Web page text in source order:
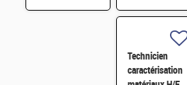
radiologiques
Faibles (CFA)
Technicien
caractérisation